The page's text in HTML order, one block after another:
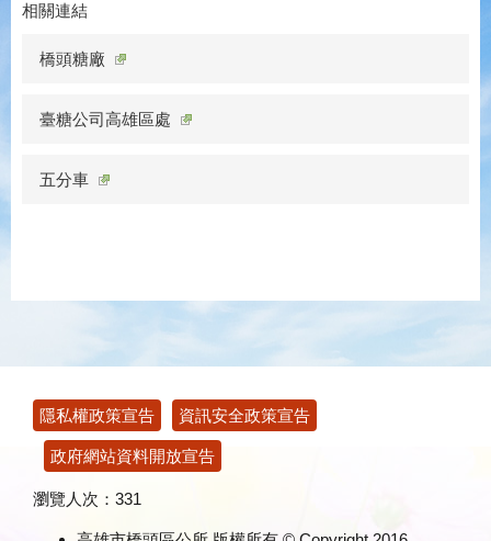
相關連結
橋頭糖廠
臺糖公司高雄區處
五分車
隱私權政策宣告
資訊安全政策宣告
政府網站資料開放宣告
瀏覽人次： 331